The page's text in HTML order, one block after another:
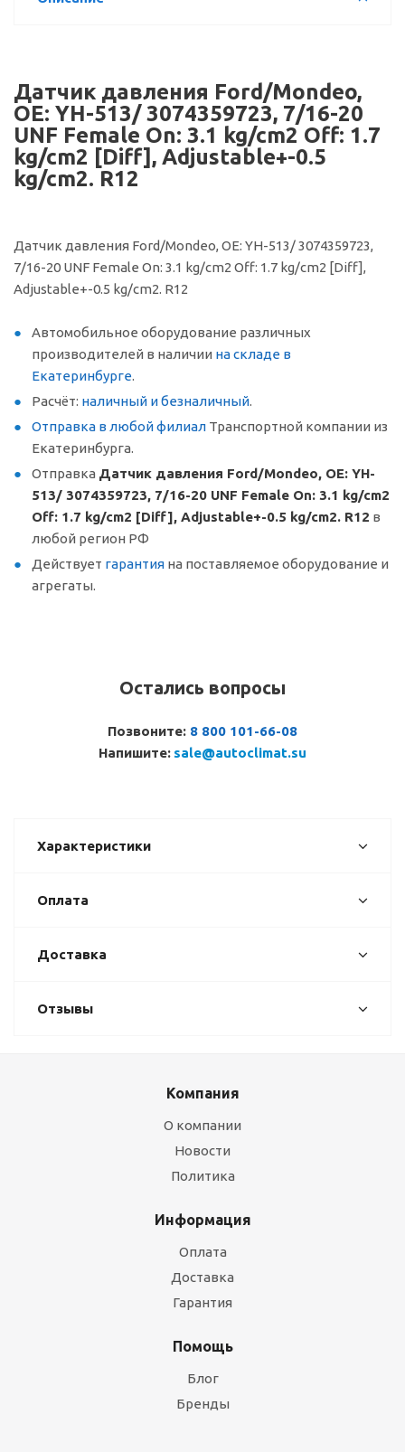
Датчик давления Ford/Mondeo,
OE: YH-513/ 3074359723, 7/16-20
UNF Female On: 3.1 kg/cm2 Off: 1.7
kg/cm2 [Diff], Adjustable+-0.5
kg/cm2. R12
Датчик давления Ford/Mondeo, OE: YH-513/ 3074359723,
7/16-20 UNF Female On: 3.1 kg/cm2 Off: 1.7 kg/cm2 [Diff],
Adjustable+-0.5 kg/cm2. R12
Автомобильное оборудование различных
производителей в наличии на складе в
Екатеринбурге.
Расчёт: наличный и безналичный.
Отправка в любой филиал Транспортной компании из
Екатеринбурга.
Отправка Датчик давления Ford/Mondeo, OE: YH-
513/ 3074359723, 7/16-20 UNF Female On: 3.1 kg/cm2
Off: 1.7 kg/cm2 [Diff], Adjustable+-0.5 kg/cm2. R12 в
любой регион РФ
Действует гарантия на поставляемое оборудование и
агрегаты.
Остались вопросы
Позвоните: 8 800 101-66-08
Напишите: sale@autoclimat.su
Характеристики
Оплата
Доставка
Отзывы
Компания
О компании
Новости
Политика
Информация
Оплата
Доставка
Гарантия
Помощь
Блог
Бренды